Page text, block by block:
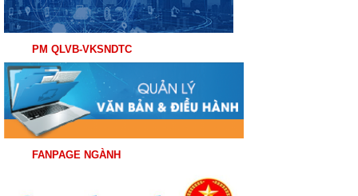
PM QLVB-VKSNDTC
FANPAGE NGÀNH